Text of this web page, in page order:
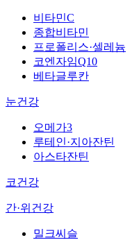
비타민C
종합비타민
프로폴리스·셀레늄
코엔자임Q10
베타글루칸
눈건강
오메가3
루테인·지아잔틴
아스타잔틴
코건강
간·위건강
밀크씨슬